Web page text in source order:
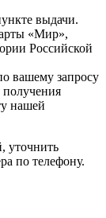
выдачи.
«Мир»,
Российской
вашему запросу
нашей
уточнить
по телефону.